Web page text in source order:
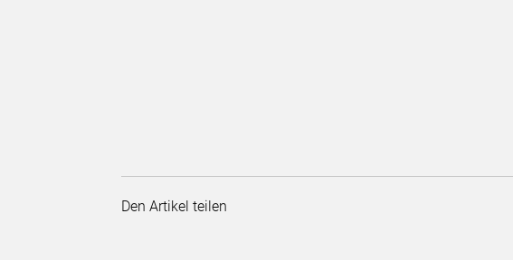
Den Artikel teilen